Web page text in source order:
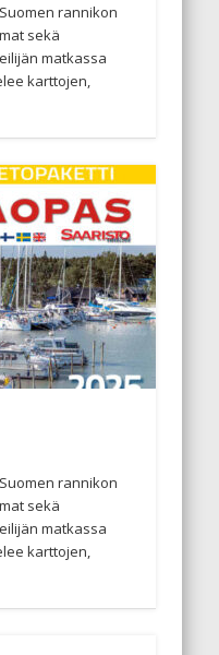
rannikon
sekä
matkassa
karttojen,
rannikon
sekä
matkassa
karttojen,